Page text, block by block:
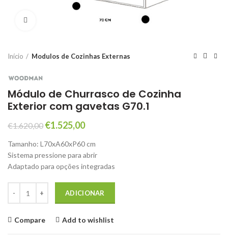
Início Modulos de Cozinhas Externas
Módulo de Churrasco de Cozinha
Exterior com gavetas G70.1
€1.620,00 O
original
era:
€1.620,00.
€1.525,00O
atual
é:
€1.525,00.
Tamanho: L70xA60xP60 cm
Sistema pressione para abrir
Adaptado para opções integradas
ADICIONAR
Compare Add to wishlist